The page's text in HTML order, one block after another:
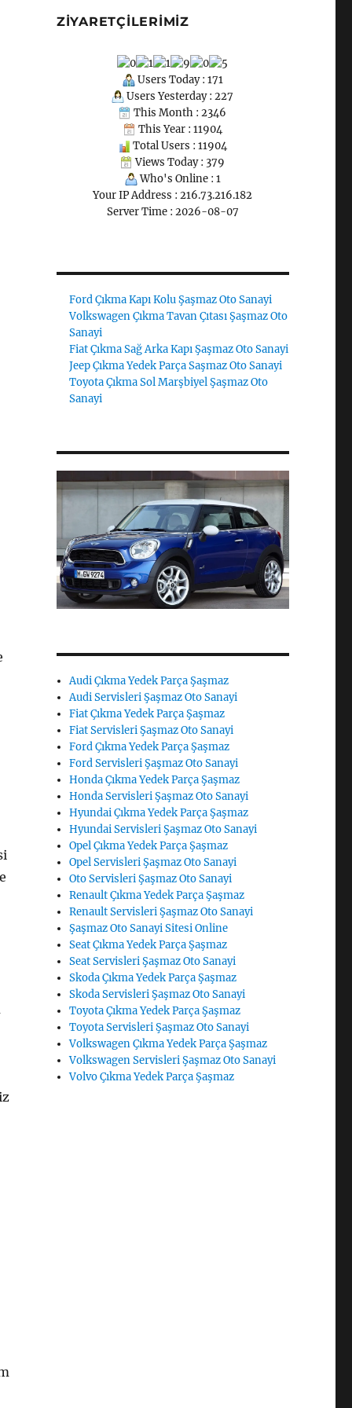
ZIYARETÇILERIMIZ
Users Today : 171
Users Yesterday : 227
This Month : 2346
This Year : 11904
Total Users : 11904
Views Today : 379
Who's Online : 1
Your IP Address : 216.73.216.182
Server Time : 2026-08-07
Ford Çıkma Kapı Kolu Şaşmaz Oto Sanayi
Volkswagen Çıkma Tavan Çıtası Şaşmaz Oto
Sanayi
Fiat Çıkma Sağ Arka Kapı Şaşmaz Oto Sanayi
Jeep Çıkma Yedek Parça Saşmaz Oto Sanayi
Toyota Çıkma Sol Marşbiyel Şaşmaz Oto
Sanayi
Audi Çıkma Yedek Parça Şaşmaz
Audi Servisleri Şaşmaz Oto Sanayi
Fiat Çıkma Yedek Parça Şaşmaz
Fiat Servisleri Şaşmaz Oto Sanayi
Ford Çıkma Yedek Parça Şaşmaz
Ford Servisleri Şaşmaz Oto Sanayi
Honda Çıkma Yedek Parça Şaşmaz
Honda Servisleri Şaşmaz Oto Sanayi
Hyundai Çıkma Yedek Parça Şaşmaz
Hyundai Servisleri Şaşmaz Oto Sanayi
Opel Çıkma Yedek Parça Şaşmaz
Opel Servisleri Şaşmaz Oto Sanayi
Oto Servisleri Şaşmaz Oto Sanayi
Renault Çıkma Yedek Parça Şaşmaz
Renault Servisleri Şaşmaz Oto Sanayi
Şaşmaz Oto Sanayi Sitesi Online
Seat Çıkma Yedek Parça Şaşmaz
Seat Servisleri Şaşmaz Oto Sanayi
Skoda Çıkma Yedek Parça Şaşmaz
Skoda Servisleri Şaşmaz Oto Sanayi
Toyota Çıkma Yedek Parça Şaşmaz
Toyota Servisleri Şaşmaz Oto Sanayi
Volkswagen Çıkma Yedek Parça Şaşmaz
Volkswagen Servisleri Şaşmaz Oto Sanayi
Volvo Çıkma Yedek Parça Şaşmaz